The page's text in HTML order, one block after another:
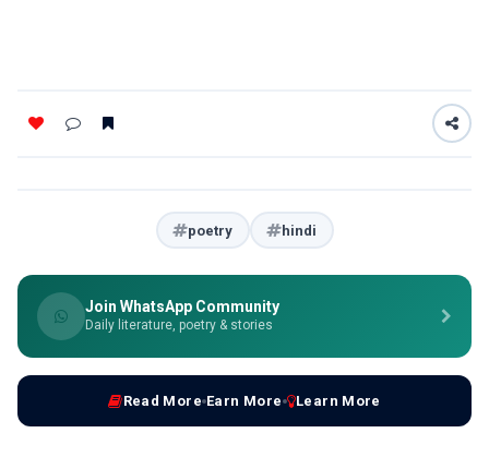
poetry hindi
Join WhatsApp Community
Daily literature, poetry & stories
Read More Earn More Learn More